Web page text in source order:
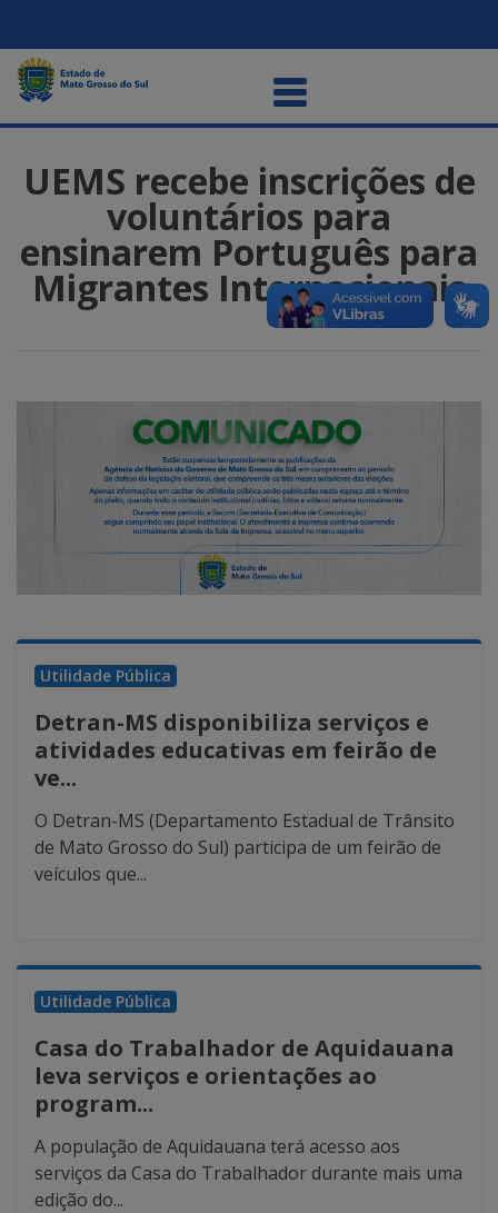
UEMS recebe inscrições de
voluntários para
ensinarem Português para
Migrantes Internacionais
Utilidade Pública
Detran-MS disponibiliza serviços e
atividades educativas em feirão de
ve...
O Detran-MS (Departamento Estadual de Trânsito
de Mato Grosso do Sul) participa de um feirão de
veículos que...
Utilidade Pública
Casa do Trabalhador de Aquidauana
leva serviços e orientações ao
program...
A população de Aquidauana terá acesso aos
serviços da Casa do Trabalhador durante mais uma
edição do...